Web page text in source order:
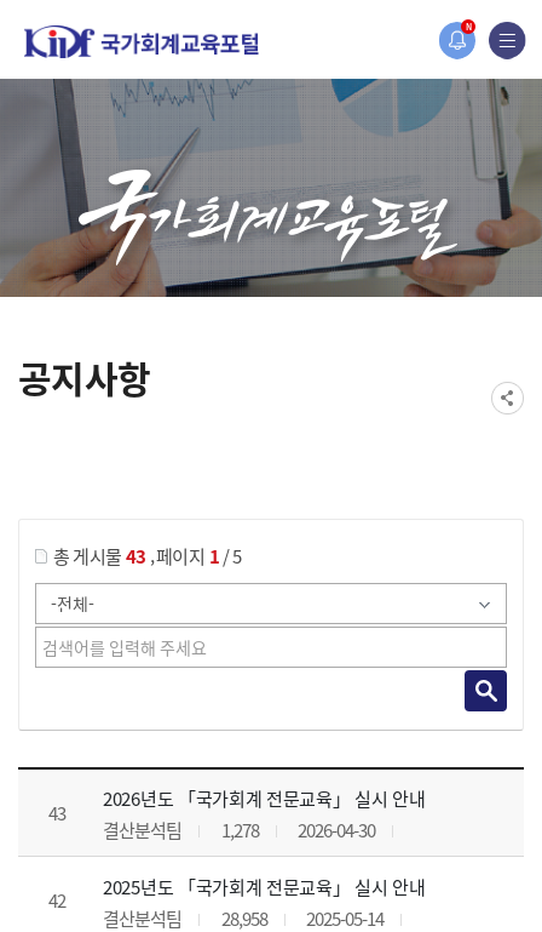
N
2019년도 국가회계 전문교육 사전수요조사 안내
[설문조사] 2019년도 국가회계 전문교육 사전수요조사 안내
공지사항
총 게시물43 ,페이지 1/ 5
공지사항 목록 으로 번호, 제목, 작성자, 조회수, 등록 일, 첨부파일로 나열 되고 있습니다.
43
2026년도 「국가회계 전문교육」 실시 안내
결산분석팀
1,278 2026-04-30
42
2025년도 「국가회계 전문교육」 실시 안내
결산분석팀
28,958 2025-05-14